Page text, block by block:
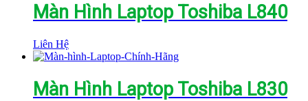
Màn Hình Laptop Toshiba L840
Liên Hệ
Màn Hình Laptop Toshiba L830